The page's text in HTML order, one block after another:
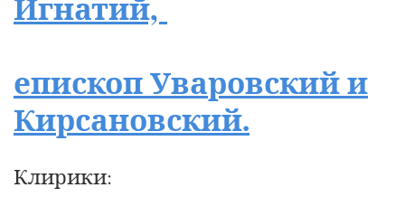
епископ Уваровский и
Кирсановский.
Клирики: